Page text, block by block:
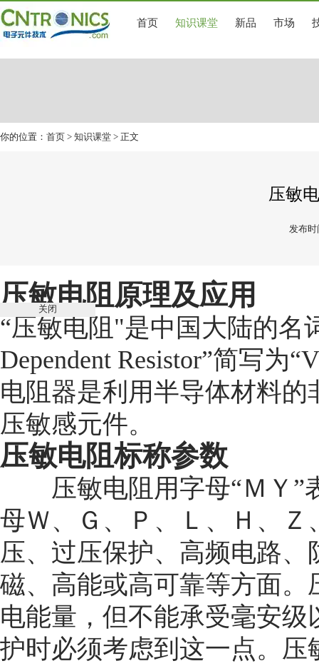
首页 知识课堂 新品 市场
你的位置： 首页 > 知识课堂 > 正文
压敏
发布时
压敏电阻原理及应用
“压敏电阻 "是中国大陆的名
Dependent Resistor”简写为
电阻器是利用半导体材料
压敏感元件。
压敏电阻标称参数
压敏电阻用字母“ＭＹ ”
母Ｗ、Ｇ、Ｐ、Ｌ、Ｈ、
压、过压保护、高频电路
磁、高能或高可靠等方面
电能量，但不能承受毫安
护时必须考虑到这一点。
关闭